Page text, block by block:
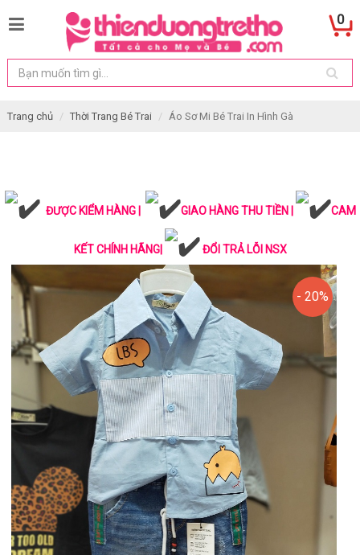
0
Trang chủ Thời Trang Bé Trai Áo Sơ Mi Bé Trai In Hình Gà
ĐƯỢC KIỂM HÀNG | GIAO HÀNG THU TIỀN | CAM
KẾT CHÍNH HÃNG| ĐỔI TRẢ LỖI NSX
- 20%